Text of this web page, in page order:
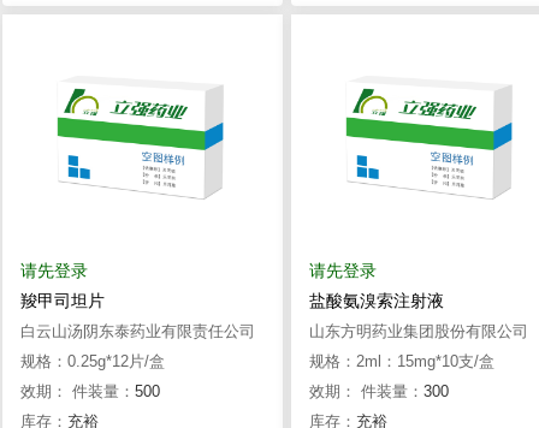
请先登录
羧甲司坦片
白云山汤阴东泰药业有限责任公司
规格：0.25g*12片/盒
效期： 件装量： 500
库存： 充裕
请先登录
盐酸氨溴索注射液
山东方明药业集团股份有限公司
规格：2ml：15mg*10支/盒
效期： 件装量： 300
库存： 充裕